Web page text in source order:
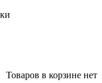
Товаров в корзине нет